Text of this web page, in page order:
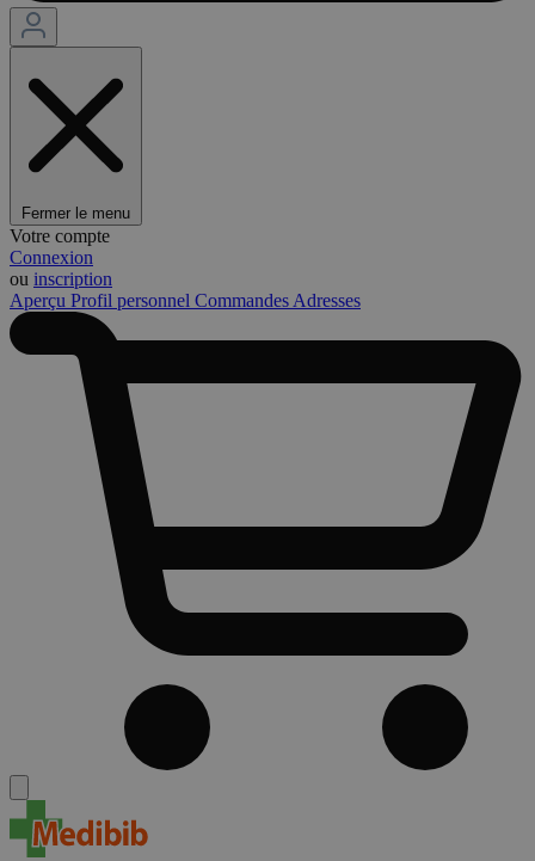
Fermer le menu
Votre compte
Connexion
ou inscription
Aperçu Profil personnel Commandes Adresses